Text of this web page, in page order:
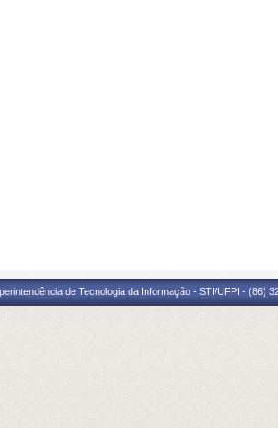
de Tecnologia da Informação - STI/UFPI - (86)